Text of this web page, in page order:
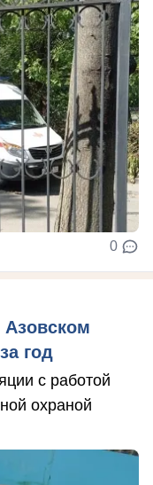
0
Азовском
год
с работой
охраной